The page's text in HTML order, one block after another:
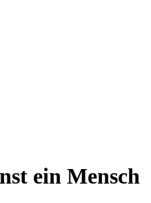
ein Mensch